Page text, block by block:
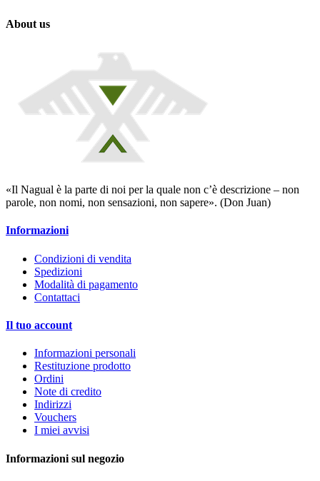
About us
«Il Nagual è la parte di noi per la quale non c’è descrizione – non
parole, non nomi, non sensazioni, non sapere». (Don Juan)
Informazioni
Condizioni di vendita
Spedizioni
Modalità di pagamento
Contattaci
Il tuo account
Informazioni personali
Restituzione prodotto
Ordini
Note di credito
Indirizzi
Vouchers
I miei avvisi
Informazioni sul negozio